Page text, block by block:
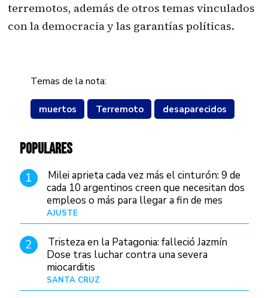
terremotos, además de otros temas vinculados
con la democracia y las garantías políticas.
Temas de la nota:
muertos Terremoto desaparecidos
POPULARES
1
Milei aprieta cada vez más el cinturón: 9 de
cada 10 argentinos creen que necesitan dos
empleos o más para llegar a fin de mes
AJUSTE
2
Tristeza en la Patagonia: falleció Jazmín
Dose tras luchar contra una severa
miocarditis
SANTA CRUZ